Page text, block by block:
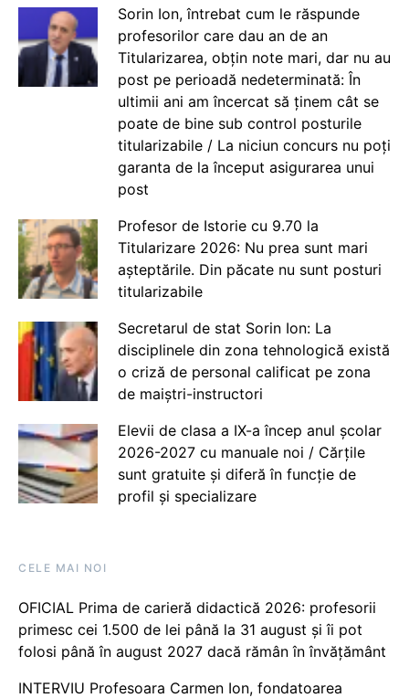
Sorin Ion, întrebat cum le răspunde
profesorilor care dau an de an
Titularizarea, obțin note mari, dar nu au
post pe perioadă nedeterminată: În
ultimii ani am încercat să ținem cât se
poate de bine sub control posturile
titularizabile / La niciun concurs nu poți
garanta de la început asigurarea unui
post
Profesor de Istorie cu 9.70 la
Titularizare 2026: Nu prea sunt mari
așteptările. Din păcate nu sunt posturi
titularizabile
Secretarul de stat Sorin Ion: La
disciplinele din zona tehnologică există
o criză de personal calificat pe zona
de maiștri-instructori
Elevii de clasa a IX-a încep anul școlar
2026-2027 cu manuale noi / Cărțile
sunt gratuite și diferă în funcție de
profil și specializare
CELE MAI NOI
OFICIAL Prima de carieră didactică 2026: profesorii
primesc cei 1.500 de lei până la 31 august și îi pot
folosi până în august 2027 dacă rămân în învățământ
INTERVIU Profesoara Carmen Ion, fondatoarea